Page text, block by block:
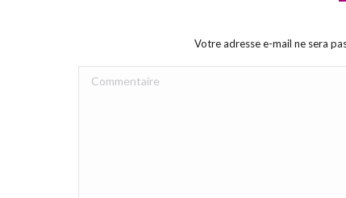
Votre adresse e-mail ne sera
Commentaire